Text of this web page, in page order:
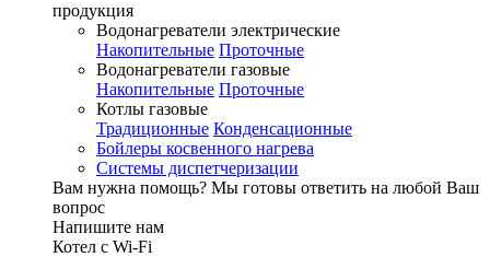
продукция
Водонагреватели электрические
Накопительные Проточные
Водонагреватели газовые
Накопительные Проточные
Котлы газовые
Традиционные Конденсационные
Бойлеры косвенного нагрева
Системы диспетчеризации
Вам нужна помощь? Мы готовы ответить на любой Ваш
вопрос
Напишите нам
Котел с Wi-Fi